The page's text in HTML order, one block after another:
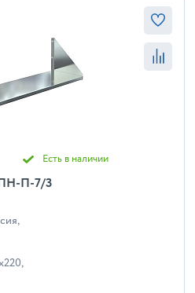
Есть в наличии
ПН-П-7/3